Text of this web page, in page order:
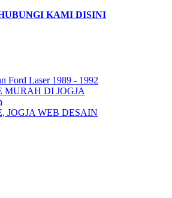
KAMI DISINI
Ford Laser 1989 - 1992
MURAH DI JOGJA
JOGJA WEB DESAIN